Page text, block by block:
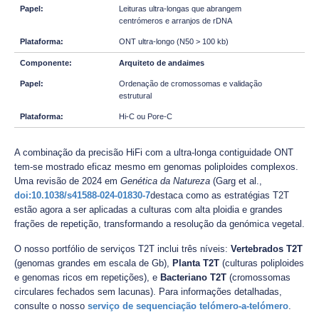
Leituras ultra-longas que abrangem
centrómeros e arranjos de rDNA
ONT ultra-longo (N50 > 100 kb)
Arquiteto de andaimes
Ordenação de cromossomas e validação
estrutural
Hi-C ou Pore-C
A combinação da precisão HiFi com a ultra-longa contiguidade ONT
tem-se mostrado eficaz mesmo em genomas poliploides complexos.
Uma revisão de 2024 em Genética da Natureza (Garg et al.,
doi:10.1038/s41588-024-01830-7destaca como as estratégias T2T
estão agora a ser aplicadas a culturas com alta ploidia e grandes
frações de repetição, transformando a resolução da genómica vegetal.
O nosso portfólio de serviços T2T inclui três níveis: Vertebrados T2T
(genomas grandes em escala de Gb), Planta T2T (culturas poliploides
e genomas ricos em repetições), e Bacteriano T2T (cromossomas
circulares fechados sem lacunas). Para informações detalhadas,
consulte o nosso serviço de sequenciação telómero-a-telómero.